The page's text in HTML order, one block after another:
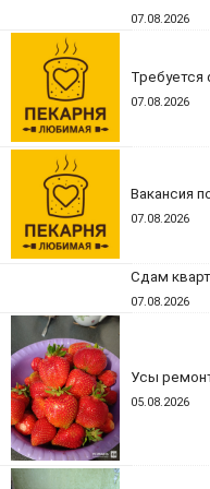
07.08.2026
07.08.2026
Вакансия
07.08.2026
Сдам
07.08.2026
Усы
05.08.2026